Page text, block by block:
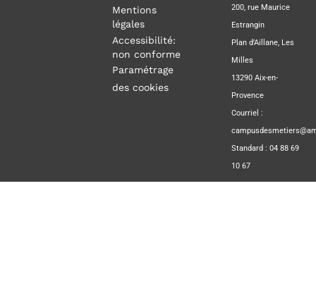
Mentions
légales
Accessibilité:
non conforme
Paramétrage
des cookies
200, rue Maurice
Estrangin
Plan d’Aillane, Les
Milles
13290 Aix-en-
Provence
Courriel :
Standard : 04 88 69
10 67